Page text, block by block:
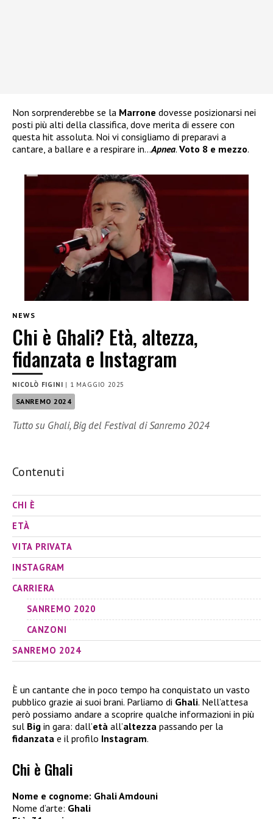
Non sorprenderebbe se la Marrone dovesse posizionarsi nei
posti più alti della classifica, dove merita di essere con
questa hit assoluta. Noi vi consigliamo di preparavi a
cantare, a ballare e a respirare in…Apnea. Voto 8 e mezzo.
NEWS
Chi è Ghali? Età, altezza,
fidanzata e Instagram
NICOLÒ FIGINI | 1 MAGGIO 2025
SANREMO 2024
Tutto su Ghali, Big del Festival di Sanremo 2024
Contenuti
CHI È
ETÀ
VITA PRIVATA
INSTAGRAM
CARRIERA
SANREMO 2020
CANZONI
SANREMO 2024
È un cantante che in poco tempo ha conquistato un vasto
pubblico grazie ai suoi brani. Parliamo di Ghali. Nell’attesa
però possiamo andare a scoprire qualche informazioni in più
sul Big in gara: dall’età all’altezza passando per la
fidanzata e il profilo Instagram.
Chi è Ghali
Nome e cognome: Ghali Amdouni
Nome d’arte: Ghali